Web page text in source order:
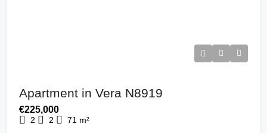
Apartment in Vera N8919
€225,000
2 2 71 m²